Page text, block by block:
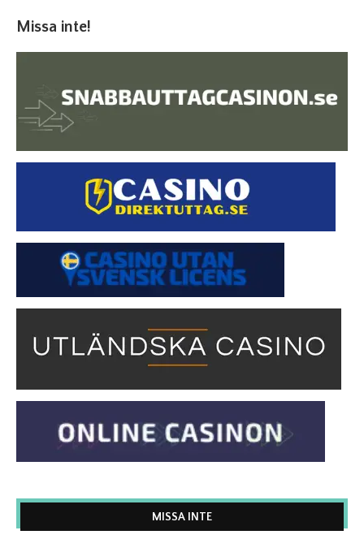
Missa inte!
MISSA INTE